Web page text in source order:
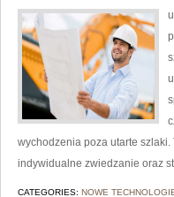
wychodzenia poza utarte
indywidualne zwiedzanie oraz
CATEGORIES: NOWE